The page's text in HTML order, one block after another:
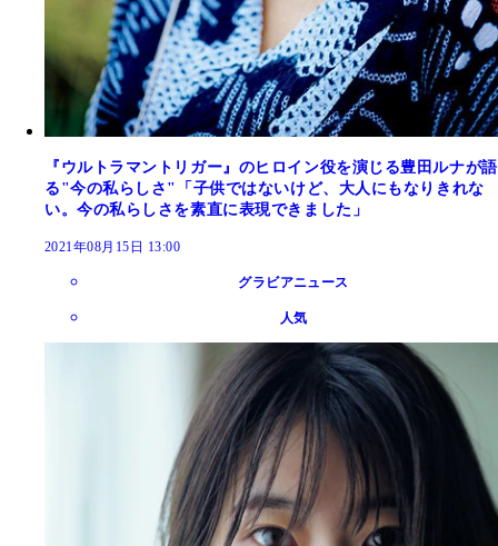
『ウルトラマントリガー』のヒロイン役を演じる豊田ルナが語
る"今の私らしさ"「子供ではないけど、大人にもなりきれな
い。今の私らしさを素直に表現できました」
2021年08月15日 13:00
グラビアニュース
人気